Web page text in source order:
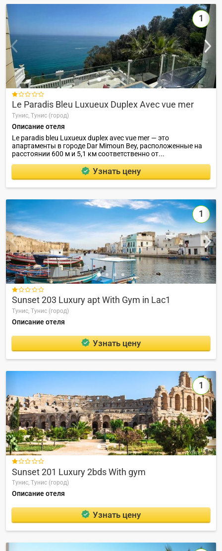
1

Le Paradis Bleu Luxueux Duplex Avec vue mer
Тунис, Тунис (город)
Описание отеля
Le paradis bleu Luxueux duplex avec vue mer — это
апартаменты в городе Dar Mimoun Bey, расположенные на
расстоянии 600 м и 5,1 км соответственно от...
Узнать цену
1

Sunset 203 Luxury apt With Gym in Lac1
Тунис, Тунис (город)
Описание отеля
Узнать цену
1

Sunset 201 Luxury 2bds With gym
Тунис, Тунис (город)
Описание отеля
Узнать цену